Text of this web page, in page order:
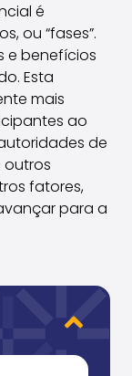
é
ou “fases”.
e benefícios
Esta
mais
ao
de
fatores,
para a